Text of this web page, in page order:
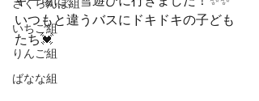
さくらんぼ組
いちご組
りんご組
ばなな組
いつもと違うバスにドキドキの子ども
たち💓